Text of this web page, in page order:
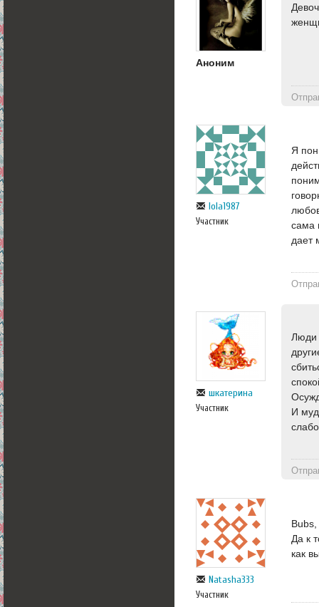
Аноним
lola1987
Участник
Я
сама
дает
шкатерина
Участник
Люди
И
Natasha333
Участник
Да к
как